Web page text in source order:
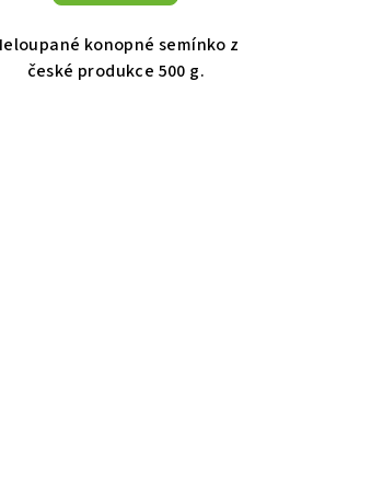
konopné semínko z
české produkce 500 g.